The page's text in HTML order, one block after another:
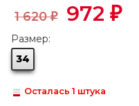
1 620₽ 972 ₽
Размер:
34
Осталась 1 штука